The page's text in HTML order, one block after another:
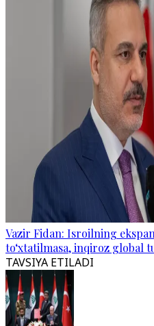
Vazir Fidan: Isroilning
to‘xtatilmasa, inqiroz global
TAVSIYA ETILADI